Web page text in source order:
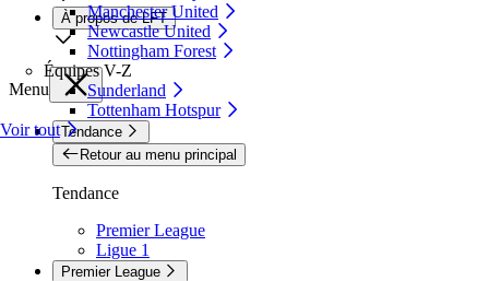
Manchester United
Newcastle United
Nottingham Forest
Équipes V-Z
Sunderland
Tottenham Hotspur
Voir tout
À propos de LFT
Menu
Tendance
Retour au menu principal
Tendance
Premier League
Ligue 1
Premier League